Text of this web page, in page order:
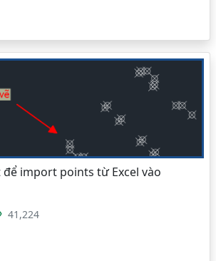
để import points từ Excel vào
41,224